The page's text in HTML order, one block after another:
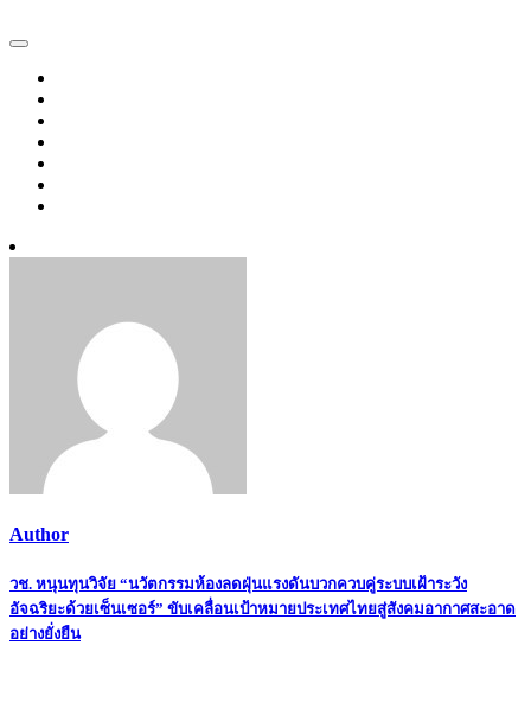
Author
Post
navigation
วช. หนุนทุนวิจัย “นวัตกรรมห้องลดฝุ่นแรงดันบวกควบคู่ระบบเฝ้าระวัง
อัจฉริยะด้วยเซ็นเซอร์” ขับเคลื่อนเป้าหมายประเทศไทยสู่สังคมอากาศสะอาด
อย่างยั่งยืน